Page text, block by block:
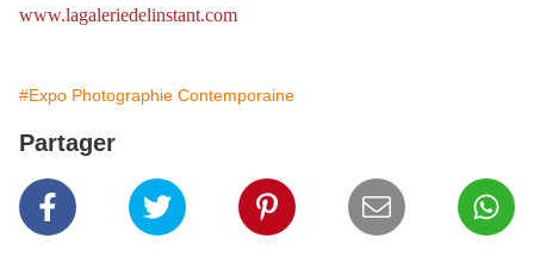
www.lagaleriedelinstant.com
#Expo Photographie Contemporaine
Partager